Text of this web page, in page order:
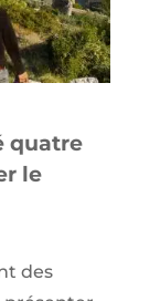
quatre
le
des